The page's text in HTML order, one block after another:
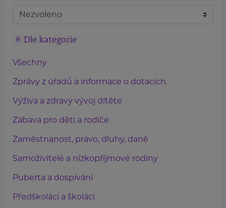
Dle kategorie
Všechny
Zprávy z úřadů a informace o dotacích
Výživa a zdravý vývoj dítěte
Zábava pro děti a rodiče
Zaměstnanost, právo, dluhy, daně
Samoživitelé a nízkopříjmové rodiny
Puberta a dospívání
Předškoláci a školáci